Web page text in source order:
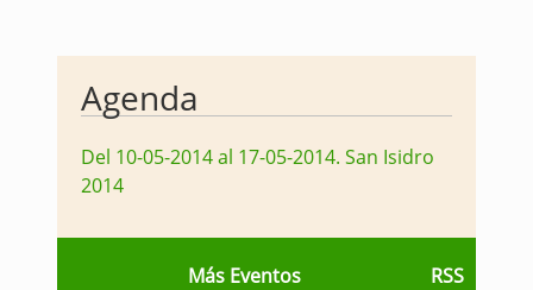
Agenda
Del 10-05-2014 al 17-05-2014. San Isidro
2014
Más Eventos RSS